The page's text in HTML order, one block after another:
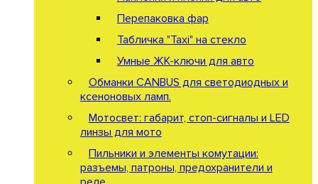
Перепаковка фар
Табличка "Taxi" на стекло
Умные ЖК-ключи для авто
Обманки CANBUS для светодиодных и
ксеноновых ламп.
Мотосвет: габарит, стоп-сигналы и LED
линзы для мото
Пильники и элементы комутации:
разъемы, патроны, предохранители и